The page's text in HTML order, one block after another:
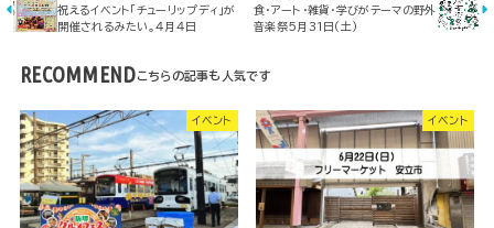
祝えるイベント「チューリップディ」が
開催されるみたい。４月４日
食・アート・雑貨・学びがテーマの野外
音楽祭5月31日(土)
RECOMMEND
イベント イベント